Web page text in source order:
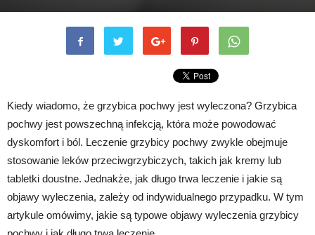
Kiedy wiadomo, że grzybica pochwy jest wyleczona? Grzybica
pochwy jest powszechną infekcją, która może powodować
dyskomfort i ból. Leczenie grzybicy pochwy zwykle obejmuje
stosowanie leków przeciwgrzybiczych, takich jak kremy lub
tabletki doustne. Jednakże, jak długo trwa leczenie i jakie są
objawy wyleczenia, zależy od indywidualnego przypadku. W tym
artykule omówimy, jakie są typowe objawy wyleczenia grzybicy